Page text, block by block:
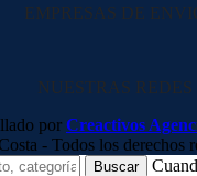
EMPRESAS DE
NUESTRAS REDES
por Creactivos
- Todos los derechos
Buscar